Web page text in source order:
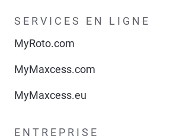
SERVICES EN LIGNE
MyRoto.com
MyMaxcess.com
MyMaxcess.eu
ENTREPRISE